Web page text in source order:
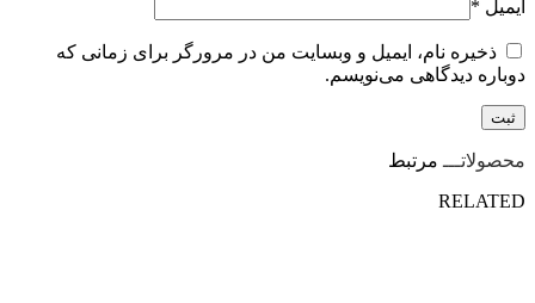
ایمیل *
ذخیره نام، ایمیل و وبسایت من در مرورگر برای زمانی که
دوباره دیدگاهی می‌نویسم.
محصولاتـــ مرتبط
RELATED